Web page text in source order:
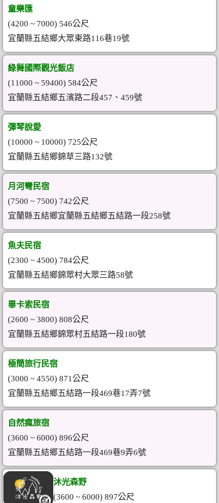
童樂匯
(4200 ~ 7000) 546公尺
宜蘭縣五結鄉大眾東路116巷19號
綠舞國際觀光飯店
(11000 ~ 59400) 584公尺
宜蘭縣五結鄉五濱路二段457、459號
彈琴說愛
(10000 ~ 10000) 725公尺
宜蘭縣五結鄉錦草三路132號
月河彎民宿
(7500 ~ 7500) 742公尺
宜蘭縣五結鄉宜蘭縣五結鄉五結路一段258號
魚夫民宿
(2300 ~ 4500) 784公尺
宜蘭縣五結鄉錦眾村大眾三路58號
畢卡索民宿
(2600 ~ 3800) 808公尺
宜蘭縣五結鄉錦眾村五結路一段180號
極簡旅行民宿
(3000 ~ 4550) 871公尺
宜蘭縣五結鄉五結路一段469巷17弄7號
自然瘋旅宿
(3600 ~ 6000) 896公尺
宜蘭縣五結鄉五結路一段469巷9弄6號
沐光森野
(3600 ~ 6000) 897公尺